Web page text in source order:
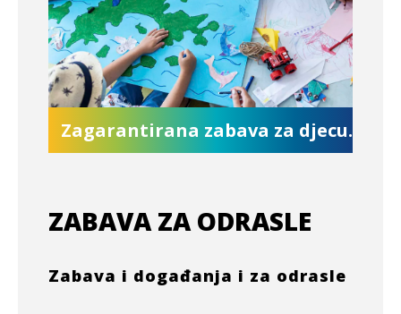
Zagarantirana zabava za djecu...
ZABAVA ZA ODRASLE
Zabava i događanja i za odrasle